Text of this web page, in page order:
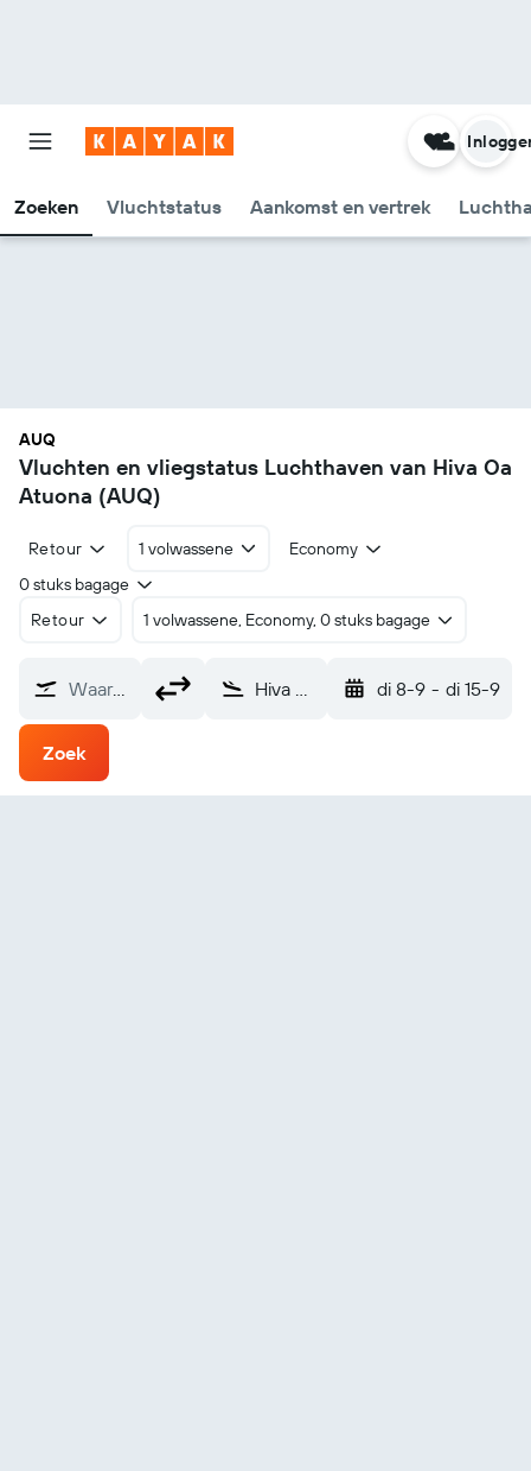
Zoeken Vluchtstatus Aankomst en vertrek
AUQ
Vluchten en vliegstatus Luchthaven van Hiva Oa
Atuona (AUQ)
Retour 1 volwassene
Economy
0 stuks bagage
Retour
1 volwassene, Economy, 0 stuks bagage
Waarvandaan? Hiva Oa Atuona (AUQ) di 8-9 - di 15-9
Zoek